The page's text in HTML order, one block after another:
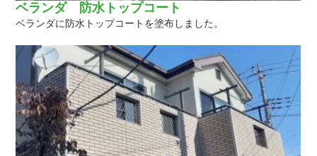
ベランダ 防水トップコート
ベランダに防水トップコートを塗布しました。